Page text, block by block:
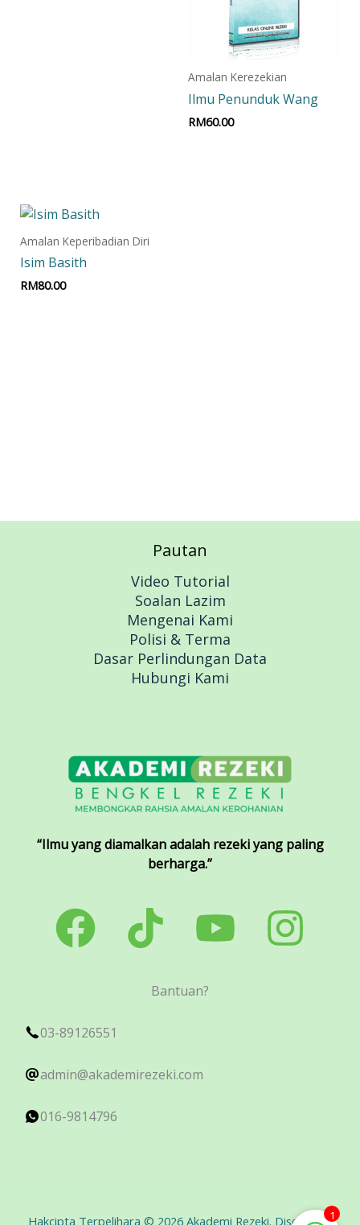
Amalan Kerezekian
Ilmu Penunduk Wang
RM60.00
Amalan Keperibadian Diri
Isim Basith
RM80.00
Pautan
Video Tutorial
Soalan Lazim
Mengenai Kami
Polisi & Terma
Dasar Perlindungan Data
Hubungi Kami
“Ilmu yang diamalkan adalah rezeki yang paling
berharga.”
Bantuan?
03-89126551
admin@akademirezeki.com
016-9814796
Hakcipta Terpelihara © 2026 Akademi Rezeki. Disediakan1